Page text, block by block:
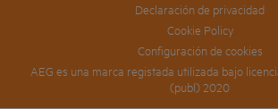
Declaración de privacidad
Cookie Policy
Configuración de cookies
AEG es una marca registada utilizada bajo
(publ) 2020